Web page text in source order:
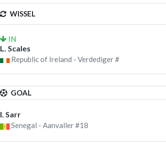
WISSEL
IN
L. Scales
Republic of Ireland - Verdediger #
GOAL
I. Sarr
Senegal - Aanvaller #18